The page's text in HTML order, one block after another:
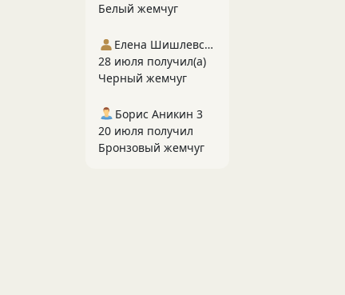
Белый жемчуг
Елена Шишлевская
28 июля получил(а)
Черный жемчуг
Борис Аникин 3
20 июля получил
Бронзовый жемчуг